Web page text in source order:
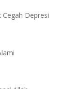
Cegah Depresi